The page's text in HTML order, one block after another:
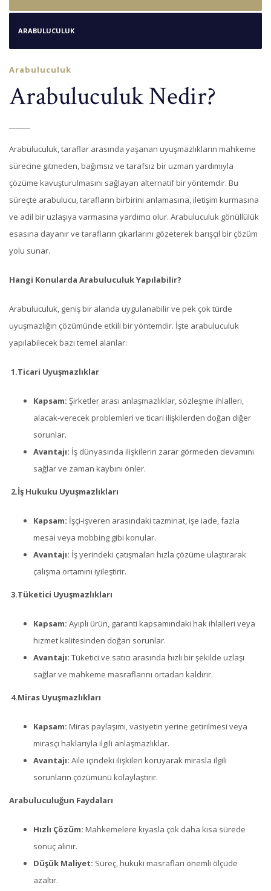
ARABULUCULUK
Arabuluculuk
Arabuluculuk Nedir?
Arabuluculuk, taraflar arasında yaşanan uyuşmazlıkların mahkeme
sürecine gitmeden, bağımsız ve tarafsız bir uzman yardımıyla
çözüme kavuşturulmasını sağlayan alternatif bir yöntemdir. Bu
süreçte arabulucu, tarafların birbirini anlamasına, iletişim kurmasına
ve adil bir uzlaşıya varmasına yardımcı olur. Arabuluculuk gönüllülük
esasına dayanır ve tarafların çıkarlarını gözeterek barışçıl bir çözüm
yolu sunar.
Hangi Konularda Arabuluculuk Yapılabilir?
Arabuluculuk, geniş bir alanda uygulanabilir ve pek çok türde
uyuşmazlığın çözümünde etkili bir yöntemdir. İşte arabuluculuk
yapılabilecek bazı temel alanlar:
1.Ticari Uyuşmazlıklar
Kapsam: Şirketler arası anlaşmazlıklar, sözleşme ihlalleri,
alacak-verecek problemleri ve ticari ilişkilerden doğan diğer
sorunlar.
Avantajı: İş dünyasında ilişkilerin zarar görmeden devamını
sağlar ve zaman kaybını önler.
2.İş Hukuku Uyuşmazlıkları
Kapsam: İşçi-işveren arasındaki tazminat, işe iade, fazla
mesai veya mobbing gibi konular.
Avantajı: İş yerindeki çatışmaları hızla çözüme ulaştırarak
çalışma ortamını iyileştirir.
3.Tüketici Uyuşmazlıkları
Kapsam: Ayıplı ürün, garanti kapsamındaki hak ihlalleri veya
hizmet kalitesinden doğan sorunlar.
Avantajı: Tüketici ve satıcı arasında hızlı bir şekilde uzlaşı
sağlar ve mahkeme masraflarını ortadan kaldırır.
4.Miras Uyuşmazlıkları
Kapsam: Miras paylaşımı, vasiyetin yerine getirilmesi veya
mirasçı haklarıyla ilgili anlaşmazlıklar.
Avantajı: Aile içindeki ilişkileri koruyarak mirasla ilgili
sorunların çözümünü kolaylaştırır.
Arabuluculuğun Faydaları
Hızlı Çözüm: Mahkemelere kıyasla çok daha kısa sürede
sonuç alınır.
Düşük Maliyet: Süreç, hukuki masrafları önemli ölçüde
azaltır.